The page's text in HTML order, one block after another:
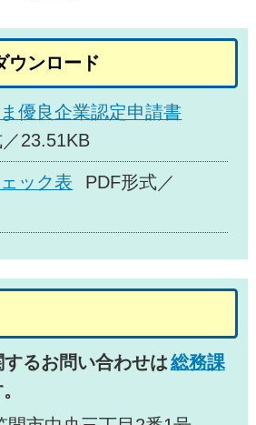
ウンロード
優良企業認定申請書
23.51KB
ック表
PDF形式／
るお問い合わせは総務課